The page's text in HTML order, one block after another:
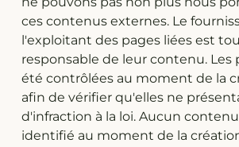
ces contenus externes. Le
l'exploitant des pages liées est
responsable de leur contenu. Les
été contrôlées au moment de la
afin de vérifier qu'elles ne
d'infraction à la loi. Aucun
identifié au moment de la